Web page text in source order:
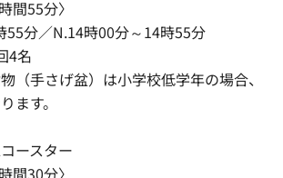
間55分〉
55分／N.14時00分～14時55分
4名
（手さげ盆）は小学校低学年の場合、
ます。
ースター
間30分〉